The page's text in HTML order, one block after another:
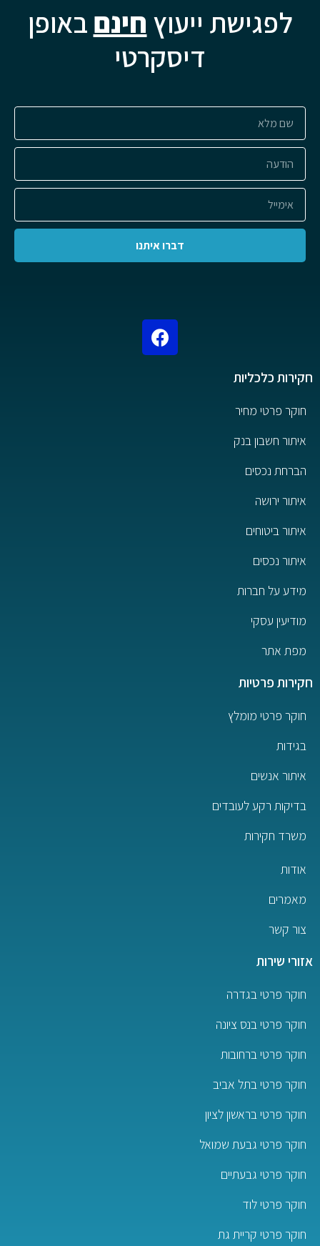
לפגישת ייעוץ חינםבאופן
דיסקרטי
דברו איתנו
חקירות כלכליות
חוקר פרטי מחיר
איתור חשבון בנק
הברחת נכסים
איתור ירושה
איתור ביטוחים
איתור נכסים
מידע על חברות
מודיעין עסקי
מפת אתר
חקירות פרטיות
חוקר פרטי מומלץ
בגידות
איתור אנשים
בדיקות רקע לעובדים
משרד חקירות
אודות
מאמרים
צור קשר
אזורי שירות
חוקר פרטי בגדרה
חוקר פרטי בנס ציונה
חוקר פרטי ברחובות
חוקר פרטי בתל אביב
חוקר פרטי בראשון לציון
חוקר פרטי גבעת שמואל
חוקר פרטי גבעתיים
חוקר פרטי לוד
חוקר פרטי קריית גת